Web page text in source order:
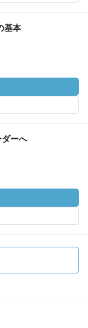
基本
ーへ